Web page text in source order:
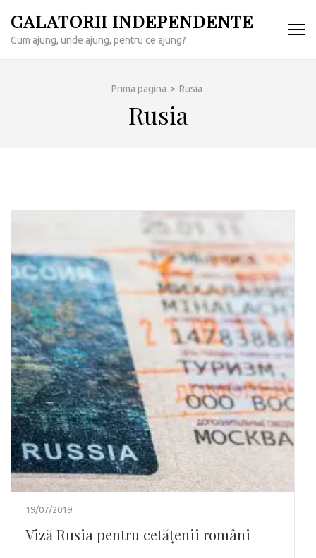
conținut
CALATORII INDEPENDENTE
Cum ajung, unde ajung, pentru ce ajung?
Prima pagina > Rusia
Rusia
19/07/2019
Viză Rusia pentru cetățenii români